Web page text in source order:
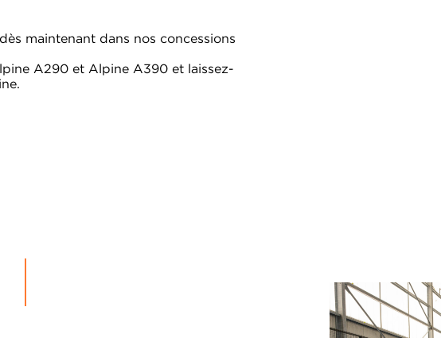
maintenant dans nos concessions
A290 et Alpine A390 et laissez-